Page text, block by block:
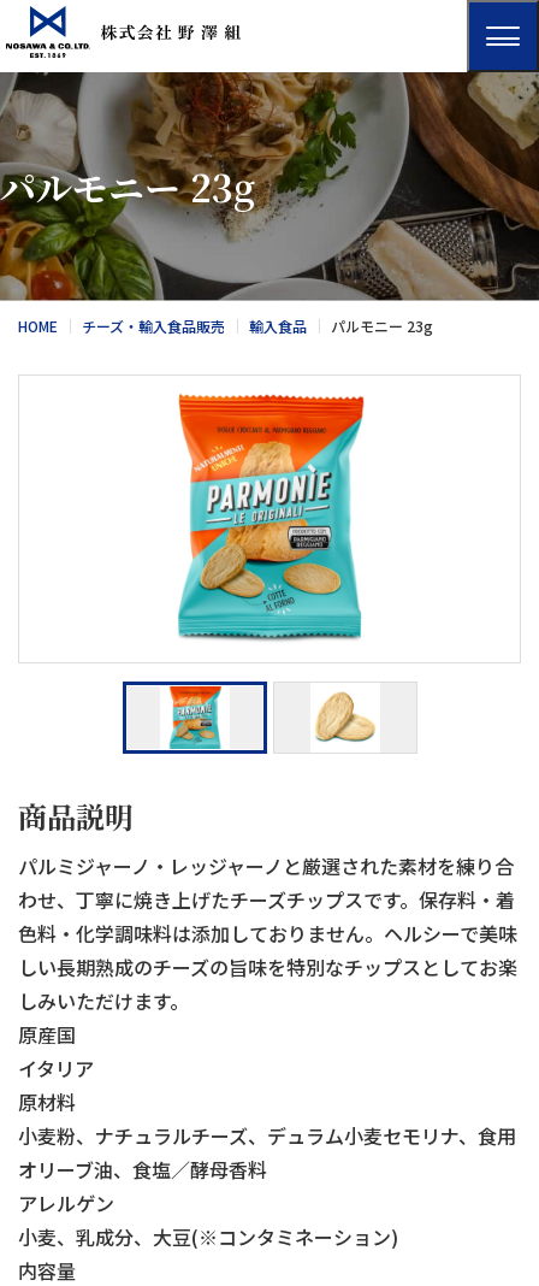
パルモニー 23g
HOME チーズ・輸入食品販売 輸入食品 パルモニー 23g
商品説明
パルミジャーノ・レッジャーノと厳選された素材を練り合
わせ、丁寧に焼き上げたチーズチップスです。保存料・着
色料・化学調味料は添加しておりません。ヘルシーで美味
しい長期熟成のチーズの旨味を特別なチップスとしてお楽
しみいただけます。
原産国
イタリア
原材料
小麦粉、ナチュラルチーズ、デュラム小麦セモリナ、食用
オリーブ油、食塩／酵母香料
アレルゲン
小麦、乳成分、大豆(※コンタミネーション)
内容量